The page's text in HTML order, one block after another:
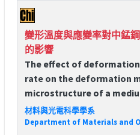
變形溫度與應變率對中錳
的影響
The effect of
rate on the deformation
microstructure of a
材料與光電科學學系
Department of Materials and